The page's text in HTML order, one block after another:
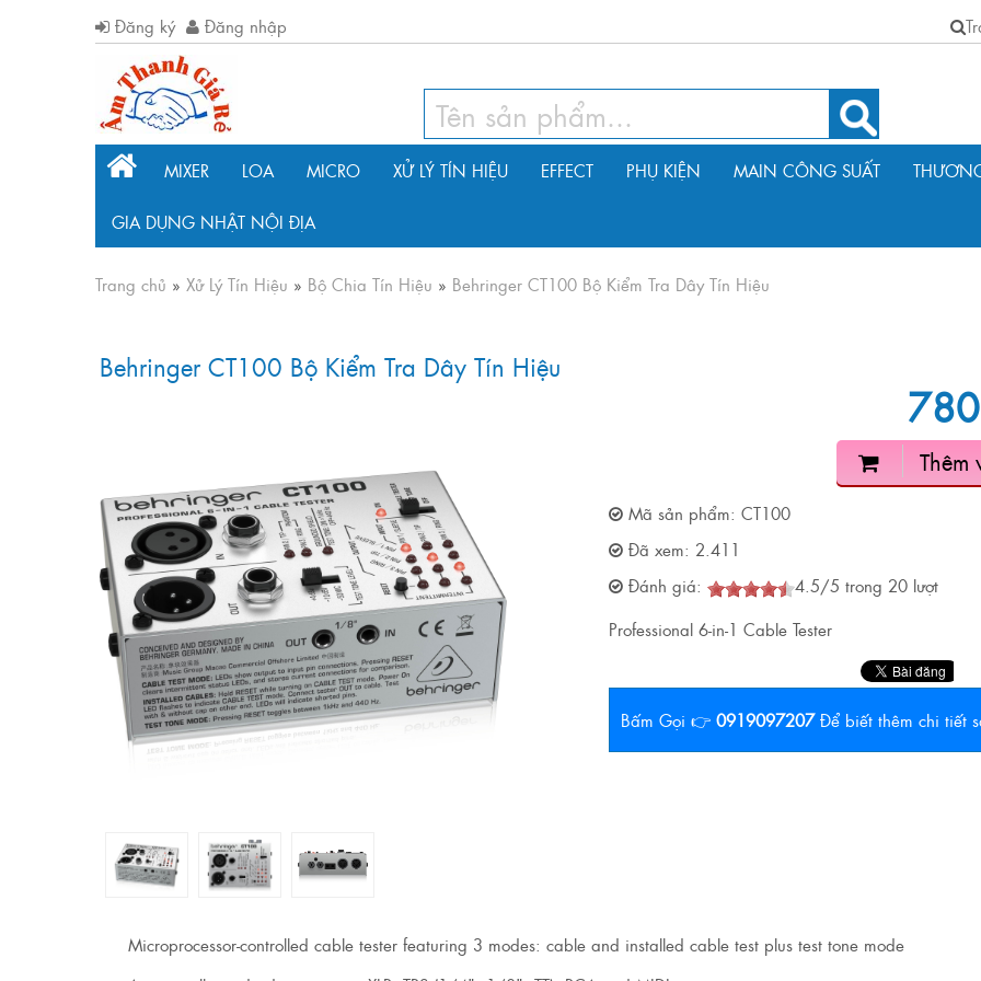
Đăng ký Đăng nhập
MIXER LOA MICRO XỬ LÝ TÍN HIỆU EFFECT PHỤ KIỆN MAIN CÔNG SUẤT
GIA DỤNG NHẬT NỘI ĐỊA
Trang chủ » Xử Lý Tín Hiệu » Bộ Chia Tín Hiệu » Behringer CT100 Bộ Kiểm Tra Dây Tín Hiệu
Behringer CT100 Bộ Kiểm Tra Dây Tín Hiệu
Mã sản phẩm: CT100
Đã xem: 2.411
Đánh giá:
4.5/5 trong 20lượt
Professional 6-in-1 Cable Tester
Bấm Gọi 👉 0919097207 Để biết thêm chi tiết
Microprocessor-controlled cable tester featuring 3 modes: cable and installed cable test plus test tone mode